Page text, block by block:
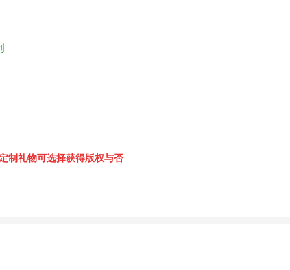
制礼物可选择获得版权与否